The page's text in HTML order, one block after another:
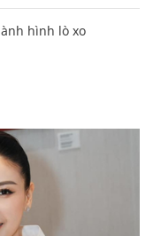
hình lò xo